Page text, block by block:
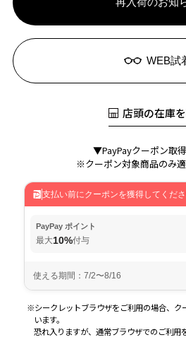
WEB試
店頭の在庫
▼PayPayクーポン取
※クーポン対象商品のみ適
※シークレットブラウザをご利用の場合、ク
います。
恐れ入りますが、通常ブラウザでのご利用